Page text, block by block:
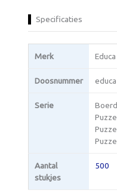
Specificaties
Merk Educa
Doosnummer
Serie
Aantal
stukjes
500